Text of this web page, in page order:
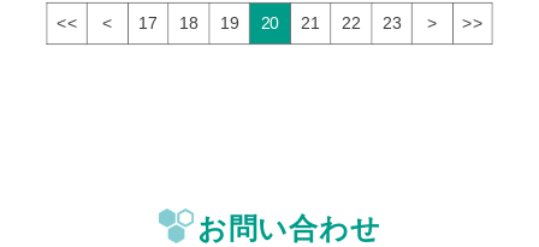
<< < 17 18 19 20 21 22 23 > >>
お問い合わせ